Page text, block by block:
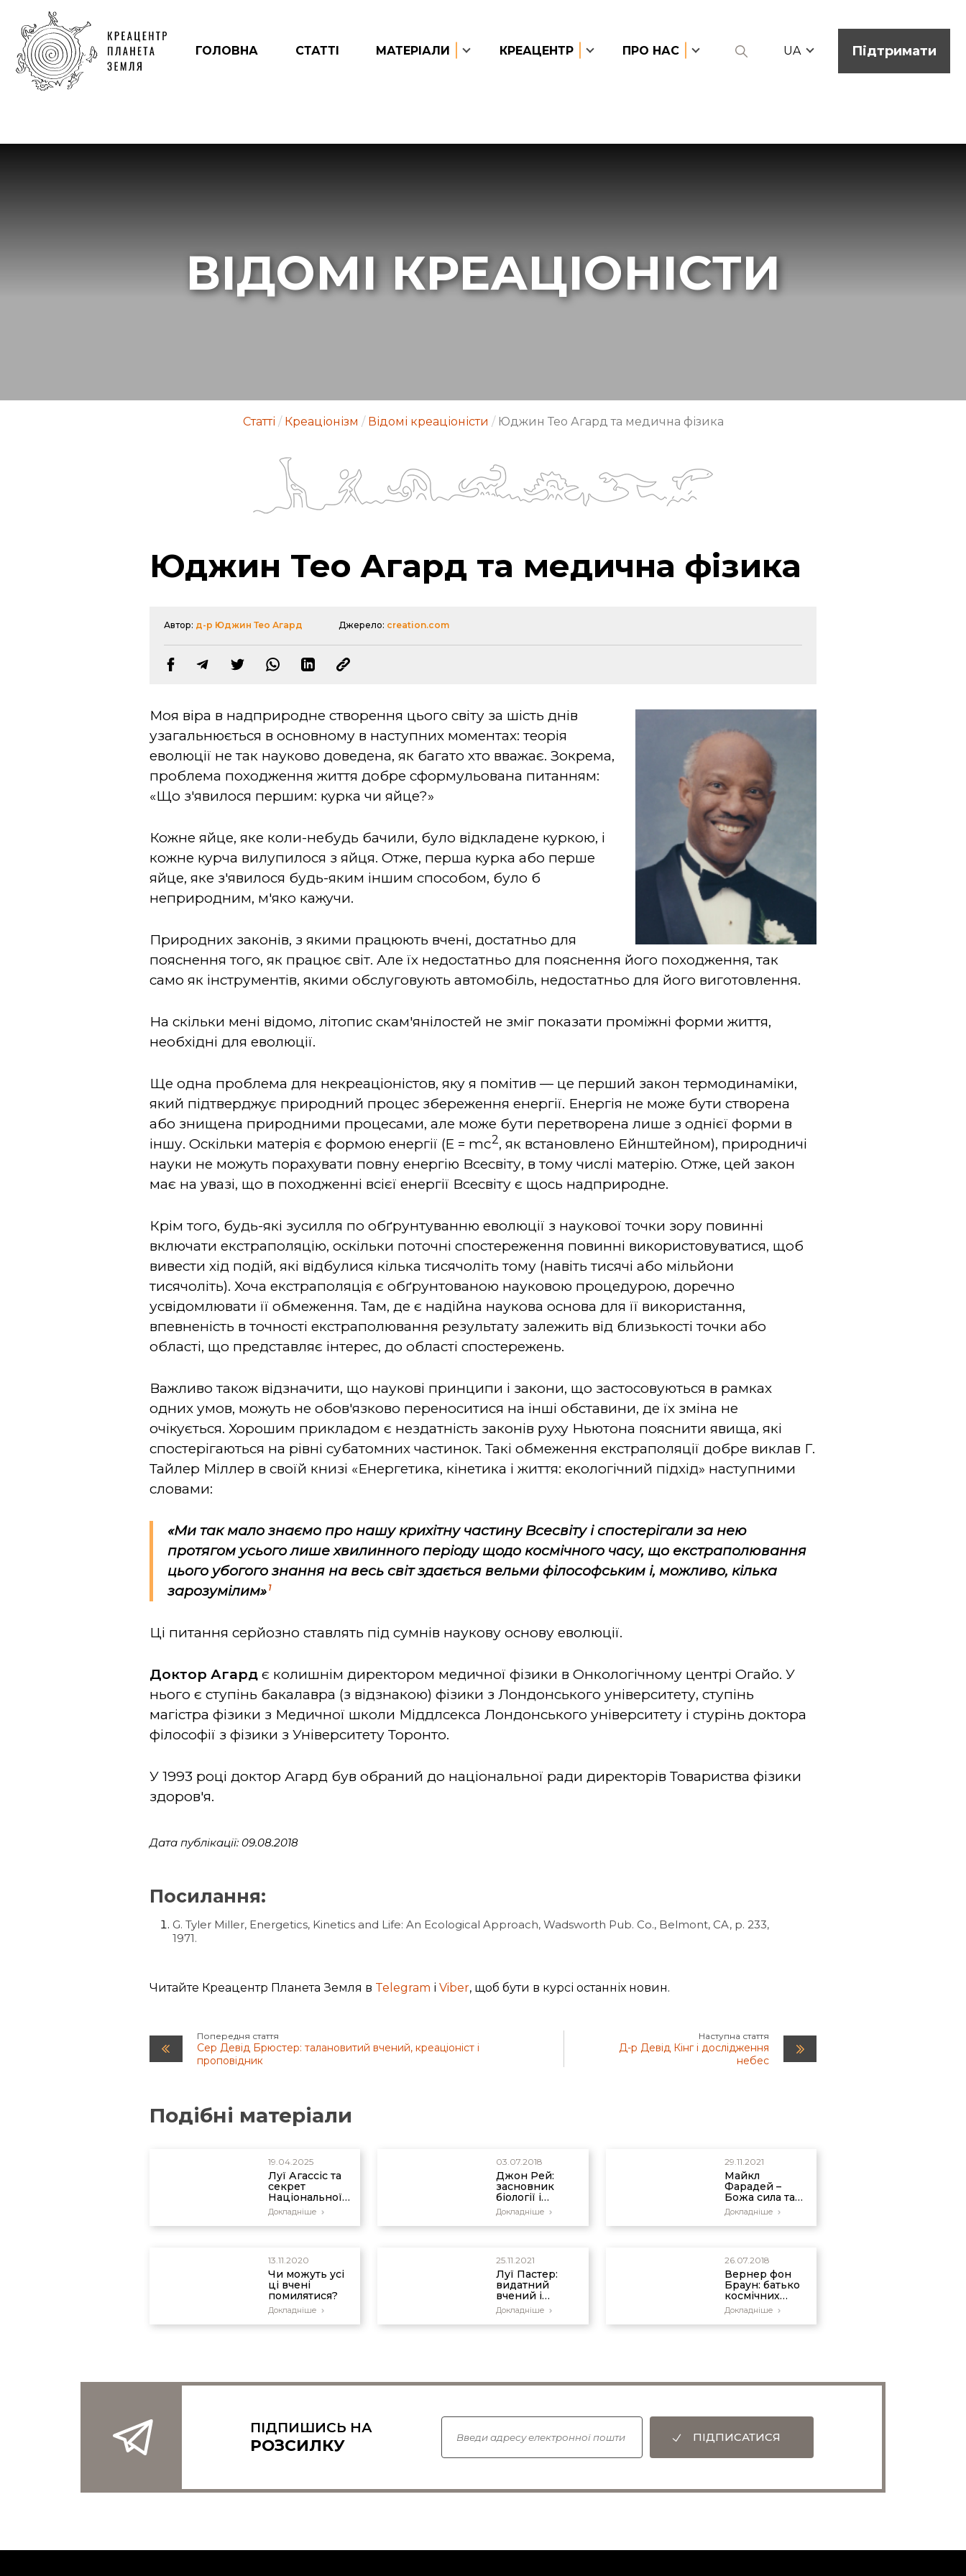
ГОЛОВНА СТАТТІ МАТЕРІАЛИ КРЕАЦЕНТР ПРО НАС UA Підтримати
ВІДОМІ КРЕАЦІОНІСТИ
Статті / Креаціонізм / Відомі креаціоністи / Юджин Тео Агард та медична фізика
Юджин Тео Агард та медична фізика
Автор: д-р Юджин Тео Агард Джерело: creation.com
Моя віра в надприродне створення цього світу за шість днів
узагальнюється в основному в наступних моментах: теорія
еволюції не так науково доведена, як багато хто вважає. Зокрема,
проблема походження життя добре сформульована питанням:
«Що з'явилося першим: курка чи яйце?»
Кожне яйце, яке коли-небудь бачили, було відкладене куркою, і
кожне курча вилупилося з яйця. Отже, перша курка або перше
яйце, яке з'явилося будь-яким іншим способом, було б
неприродним, м'яко кажучи.
Природних законів, з якими працюють вчені, достатньо для
пояснення того, як працює світ. Але їх недостатньо для пояснення його походження, так
само як інструментів, якими обслуговують автомобіль, недостатньо для його виготовлення.
На скільки мені відомо, літопис скам'янілостей не зміг показати проміжні форми життя,
необхідні для еволюції.
Ще одна проблема для некреаціоністов, яку я помітив — це перший закон термодинаміки,
який підтверджує природний процес збереження енергії. Енергія не може бути створена
або знищена природними процесами, але може бути перетворена лише з однієї форми в
іншу. Оскільки матерія є формою енергії (E = mc2, як встановлено Ейнштейном), природничі
науки не можуть порахувати повну енергію Всесвіту, в тому числі матерію. Отже, цей закон
має на увазі, що в походженні всієї енергії Всесвіту є щось надприродне.
Крім того, будь-які зусилля по обґрунтуванню еволюції з наукової точки зору повинні
включати екстраполяцію, оскільки поточні спостереження повинні використовуватися, щоб
вивести хід подій, які відбулися кілька тисячоліть тому (навіть тисячі або мільйони
тисячоліть). Хоча екстраполяція є обґрунтованою науковою процедурою, доречно
усвідомлювати її обмеження. Там, де є надійна наукова основа для її використання,
впевненість в точності екстраполювання результату залежить від близькості точки або
області, що представляє інтерес, до області спостережень.
Важливо також відзначити, що наукові принципи і закони, що застосовуються в рамках
одних умов, можуть не обов'язково переноситися на інші обставини, де їх зміна не
очікується. Хорошим прикладом є нездатність законів руху Ньютона пояснити явища, які
спостерігаються на рівні субатомних частинок. Такі обмеження екстраполяції добре виклав Г.
Тайлер Міллер в своїй книзі «Енергетика, кінетика і життя: екологічний підхід» наступними
словами:
«Ми так мало знаємо про нашу крихітну частину Всесвіту і спостерігали за нею
протягом усього лише хвилинного періоду щодо космічного часу, що екстраполювання
цього убогого знання на весь світ здається вельми філософським і, можливо, кілька
зарозумілим» 1
Ці питання серйозно ставлять під сумнів наукову основу еволюції.
Доктор Агард є колишнім директором медичної фізики в Онкологічному центрі Огайо. У
нього є ступінь бакалавра (з відзнакою) фізики з Лондонського університету, ступінь
магістра фізики з Медичної школи Міддлсекса Лондонського університету і стурінь доктора
філософії з фізики з Університету Торонто.
У 1993 році доктор Агард був обраний до національної ради директорів Товариства фізики
здоров'я.
Дата публікації: 09.08.2018
Посилання:
G. Tyler Miller, Energetics, Kinetics and Life: An Ecological Approach, Wadsworth Pub. Co., Belmont, CA, p. 233,
1971.
Читайте Креацентр Планета Земля в Telegram іViber, щоб бути в курсі останніх новин.
Попередня стаття
Сер Девід Брюстер: талановитий вчений, креаціоніст і
проповідник
Наступна стаття
Д-р Девід Кінг і дослідження
небес
Подібні матеріали
19.04.2025
Луї Агассіс та
секрет
Національної
Академії
Докладніше
03.07.2018
Джон Рей:
засновник
біології і
присвячений
християнин
Докладніше
29.11.2021
Майкл
Фарадей –
Божа сила та
електрична
енергія
Докладніше
13.11.2020
Чи можуть усі
ці вчені
помилятися?
Докладніше
25.11.2021
Луї Пастер:
видатний
вчений і
противник
еволюції
Докладніше
26.07.2018
Вернер фон
Браун: батько
космічних
польотів
Докладніше
ПІДПИШИСЬ НА
РОЗСИЛКУ ПІДПИСАТИСЯ